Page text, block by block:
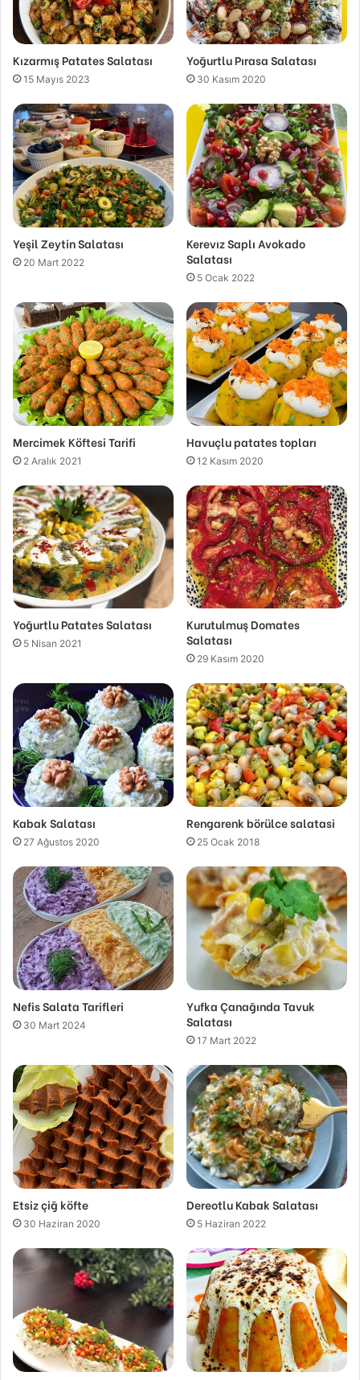
Kızarmış Patates Salatası
15 Mayıs 2023
Yoğurtlu Pırasa Salatası
30 Kasım 2020
Yeşil Zeytin Salatası
20 Mart 2022
Kerevız Saplı Avokado
Salatası
5 Ocak 2022
Mercimek Köftesi Tarifi
2 Aralık 2021
Havuçlu patates topları
12 Kasım 2020
Yoğurtlu Patates Salatası
5 Nisan 2021
Kurutulmuş Domates
Salatası
29 Kasım 2020
Kabak Salatası
27 Ağustos 2020
Rengarenk börülce salatasi
25 Ocak 2018
Nefis Salata Tarifleri
30 Mart 2024
Yufka Çanağında Tavuk
Salatası
17 Mart 2022
Etsiz çiğ köfte
30 Haziran 2020
Dereotlu Kabak Salatası
5 Haziran 2022